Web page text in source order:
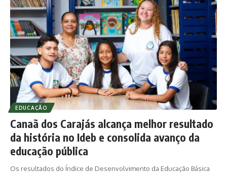
EDUCAÇÃO
Canaã dos Carajás alcança melhor resultado
da história no Ideb e consolida avanço da
educação pública
Os resultados do Índice de Desenvolvimento da Educação Básica